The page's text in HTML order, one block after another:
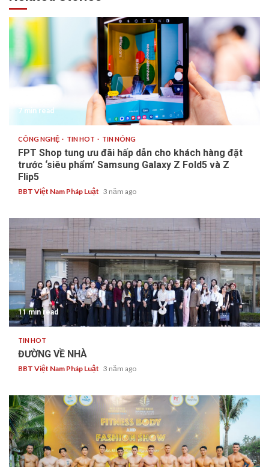
7 min read
CÔNG NGHỆ TIN HOT TIN NÓNG
FPT Shop tung ưu đãi hấp dẫn cho khách hàng đặt
trước ‘siêu phẩm’ Samsung Galaxy Z Fold5 và Z
Flip5
BBT Việt Nam Pháp Luật 3 năm ago
11 min read
TIN HOT
ĐƯỜNG VỀ NHÀ
BBT Việt Nam Pháp Luật 3 năm ago